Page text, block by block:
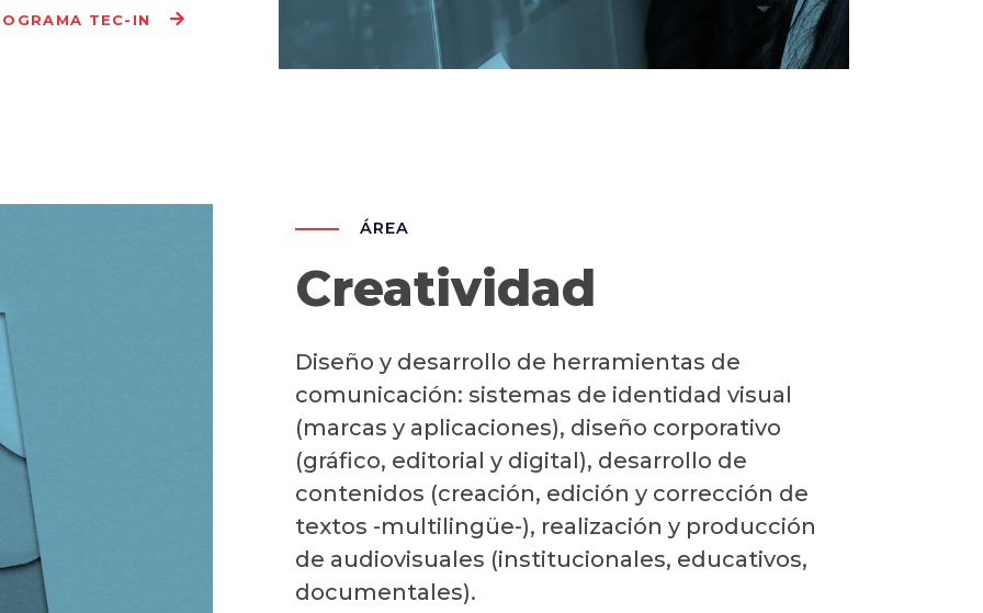
TEC-IN
ÁREA
Creatividad
Diseño y desarrollo de herramientas de
comunicación: sistemas de identidad visual
(marcas y aplicaciones), diseño corporativo
(gráfico, editorial y digital), desarrollo de
contenidos (creación, edición y corrección de
textos -multilingüe-), realización y producción
de audiovisuales (institucionales, educativos,
documentales).